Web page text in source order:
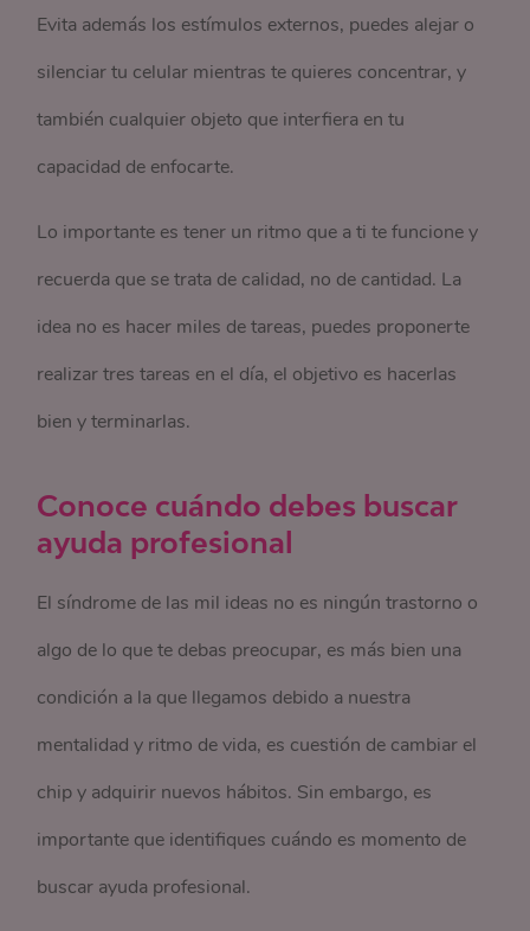
Evita además los estímulos externos, puedes alejar o
silenciar tu celular mientras te quieres concentrar, y
también cualquier objeto que interfiera en tu
capacidad de enfocarte.
Lo importante es tener un ritmo que a ti te funcione y
recuerda que se trata de calidad, no de cantidad. La
idea no es hacer miles de tareas, puedes proponerte
realizar tres tareas en el día, el objetivo es hacerlas
bien y terminarlas.
Conoce cuándo debes buscar
ayuda profesional
El síndrome de las mil ideas no es ningún trastorno o
algo de lo que te debas preocupar, es más bien una
condición a la que llegamos debido a nuestra
mentalidad y ritmo de vida, es cuestión de cambiar el
chip y adquirir nuevos hábitos. Sin embargo, es
importante que identifiques cuándo es momento de
buscar ayuda profesional.